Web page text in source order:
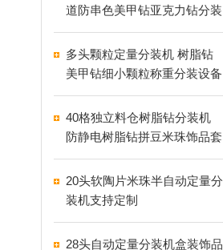
道防串色美甲钻亚克力钻分装
机
多头颗粒定量分装机 树脂钻
美甲钻细小颗粒称重分装设备
支持24-60头定制
40格独立料仓树脂钻分装机
防静电树脂钻拼豆米珠饰品套
盒分装设备
20头软陶片米珠半自动定量分
装机支持定制
28头自动定量分装机盒装饰品